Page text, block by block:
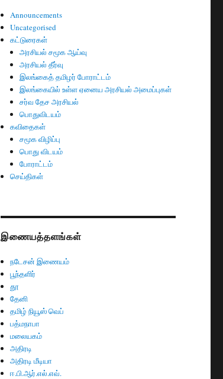
Announcements
Uncategorised
கட்டுரைகள்
அரசியல் சமூக ஆய்வு
அரசியல் தீர்வு
இலங்கைத் தமிழர் போராட்டம்
இலங்கையில் உள்ள ஏனைய அரசியல் அமைப்புகள்
சர்வ தேச அரசியல்
பொதுவிடயம்
கவிதைகள்
சமூக விழிப்பு
பொது விடயம்
போராட்டம்
செய்திகள்
இணையத்தளங்கள்
நடேசன் இணையம்
பூந்தளிர்
தூ
தேனி
தமிழ் நியூஸ் வெப்
பத்மநாபா
மலையகம்
அதிரடி
அதிரடி மீடியா
ஈ.பி.ஆர்.எல்.எவ்.